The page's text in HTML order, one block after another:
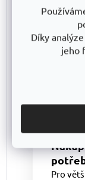
Díky
jeho
používání:
Těžké
tak lepší
Při
hmotnosti,
Pro